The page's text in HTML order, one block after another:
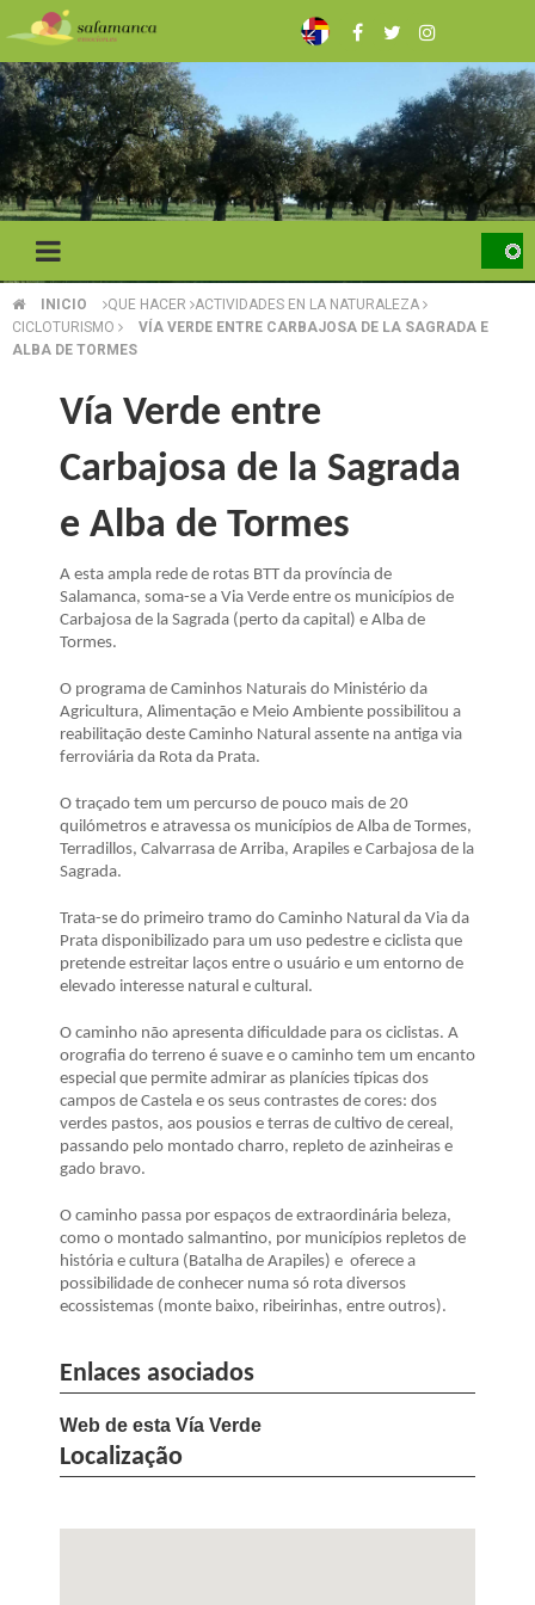
to
main
content
BREADCRUMB
INICIO QUE HACER ACTIVIDADES EN LA NATURALEZA
CICLOTURISMO
VÍA VERDE ENTRE CARBAJOSA DE LA SAGRADA E
ALBA DE TORMES
Vía Verde entre
Carbajosa de la Sagrada
e Alba de Tormes
A esta ampla rede de rotas BTT da província de
Salamanca, soma-se a Via Verde entre os municípios de
Carbajosa de la Sagrada (perto da capital) e Alba de
Tormes.
O programa de Caminhos Naturais do Ministério da
Agricultura, Alimentação e Meio Ambiente possibilitou a
reabilitação deste Caminho Natural assente na antiga via
ferroviária da Rota da Prata.
O traçado tem um percurso de pouco mais de 20
quilómetros e atravessa os municípios de Alba de Tormes,
Terradillos, Calvarrasa de Arriba, Arapiles e Carbajosa de la
Sagrada.
Trata-se do primeiro tramo do Caminho Natural da Via da
Prata disponibilizado para um uso pedestre e ciclista que
pretende estreitar laços entre o usuário e um entorno de
elevado interesse natural e cultural.
O caminho não apresenta dificuldade para os ciclistas. A
orografia do terreno é suave e o caminho tem um encanto
especial que permite admirar as planícies típicas dos
campos de Castela e os seus contrastes de cores: dos
verdes pastos, aos pousios e terras de cultivo de cereal,
passando pelo montado charro, repleto de azinheiras e
gado bravo.
O caminho passa por espaços de extraordinária beleza,
como o montado salmantino, por municípios repletos de
história e cultura (Batalha de Arapiles) e oferece a
possibilidade de conhecer numa só rota diversos
ecossistemas (monte baixo, ribeirinhas, entre outros).
Enlaces asociados
Web de esta Vía Verde
Localização